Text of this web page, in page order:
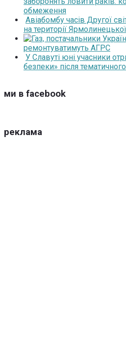
обмеження
Авіабомбу часів Другої
на території
ремонтуватимуть АГРС
У Славуті юні учасники
безпеки» після
ми в facebook
реклама